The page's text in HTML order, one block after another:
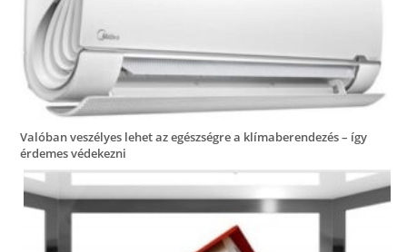
Valóban veszélyes lehet az egészségre a klímaberendezés – így
érdemes védekezni